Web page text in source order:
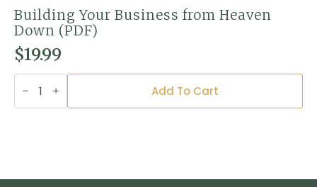
Building Your Business from Heaven
Down (PDF)
$19.99
Building
Your
Business
from
Add To Cart